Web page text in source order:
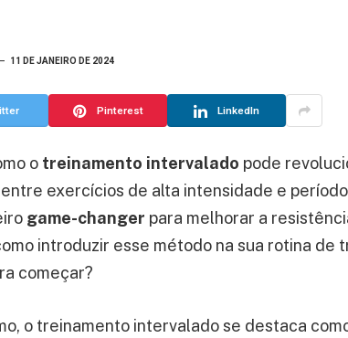
11 DE JANEIRO DE 2024
Pinterest LinkedIn
o treinamento intervalado pode
exercícios de alta intensidade e
game-changer para melhorar a
introduzir esse método na sua rotina de
começar?
o treinamento intervalado se destaca